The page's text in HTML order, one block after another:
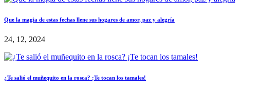
Que la magia de estas fechas llene sus hogares de amor, paz y alegría
24, 12, 2024
¿Te salió el muñequito en la rosca? ¡Te tocan los tamales!